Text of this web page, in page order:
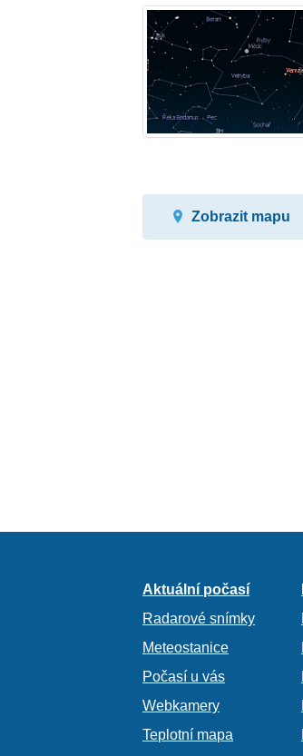
Zobrazit mapu
Aktuální počasí
Radarové snímky
Meteostanice
Počasí u vás
Webkamery
Teplotní mapa